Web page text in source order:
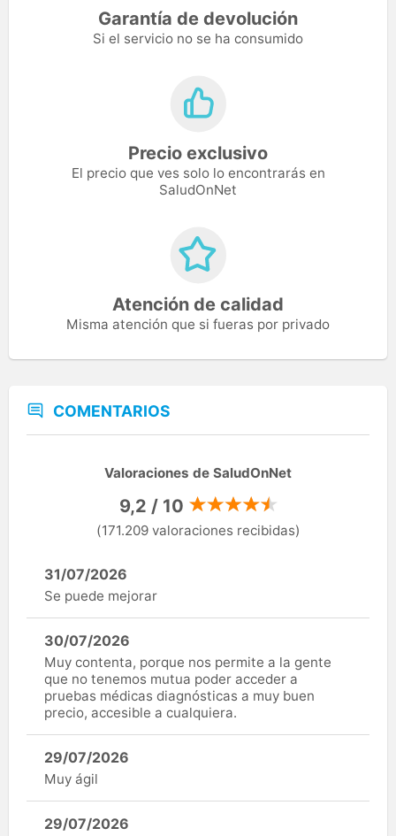
Garantía de devolución
Si el servicio no se ha consumido
Precio exclusivo
El precio que ves solo lo encontrarás en
SaludOnNet
Atención de calidad
Misma atención que si fueras por privado
COMENTARIOS
Valoraciones de SaludOnNet
9,2 / 10
(171.209 valoraciones recibidas)
31/07/2026
Se puede mejorar
30/07/2026
Muy contenta, porque nos permite a la gente
que no tenemos mutua poder acceder a
pruebas médicas diagnósticas a muy buen
precio, accesible a cualquiera.
29/07/2026
Muy ágil
29/07/2026